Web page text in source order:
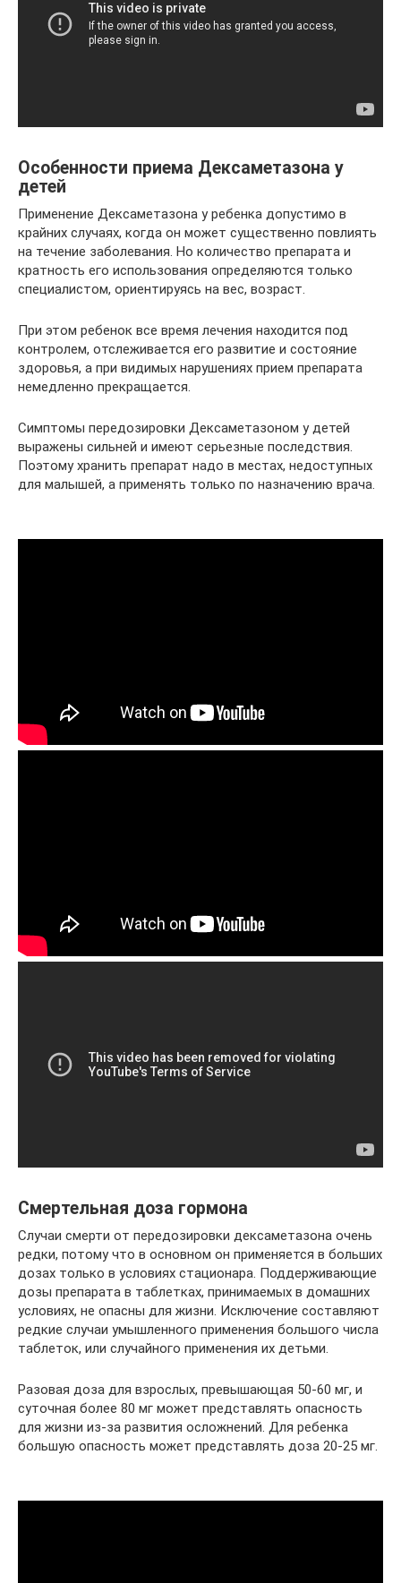
Особенности приема Дексаметазона у
детей
Применение Дексаметазона у ребенка допустимо в
крайних случаях, когда он может существенно повлиять
на течение заболевания. Но количество препарата и
кратность его использования определяются только
специалистом, ориентируясь на вес, возраст.
При этом ребенок все время лечения находится под
контролем, отслеживается его развитие и состояние
здоровья, а при видимых нарушениях прием препарата
немедленно прекращается.
Симптомы передозировки Дексаметазоном у детей
выражены сильней и имеют серьезные последствия.
Поэтому хранить препарат надо в местах, недоступных
для малышей, а применять только по назначению врача.
Смертельная доза гормона
Случаи смерти от передозировки дексаметазона очень
редки, потому что в основном он применяется в больших
дозах только в условиях стационара. Поддерживающие
дозы препарата в таблетках, принимаемых в домашних
условиях, не опасны для жизни. Исключение составляют
редкие случаи умышленного применения большого числа
таблеток, или случайного применения их детьми.
Разовая доза для взрослых, превышающая 50-60 мг, и
суточная более 80 мг может представлять опасность
для жизни из-за развития осложнений. Для ребенка
большую опасность может представлять доза 20-25 мг.